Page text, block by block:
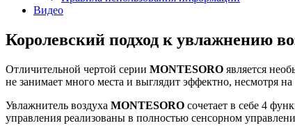
Видео
Королевский подход к увлажнению
Отличительной чертой серии MONTESORO является
не занимает много места и выглядит эффектно, несмотря
Увлажнитель воздуха MONTESORO сочетает в себе 4
управления реализованы в полностью сенсорном